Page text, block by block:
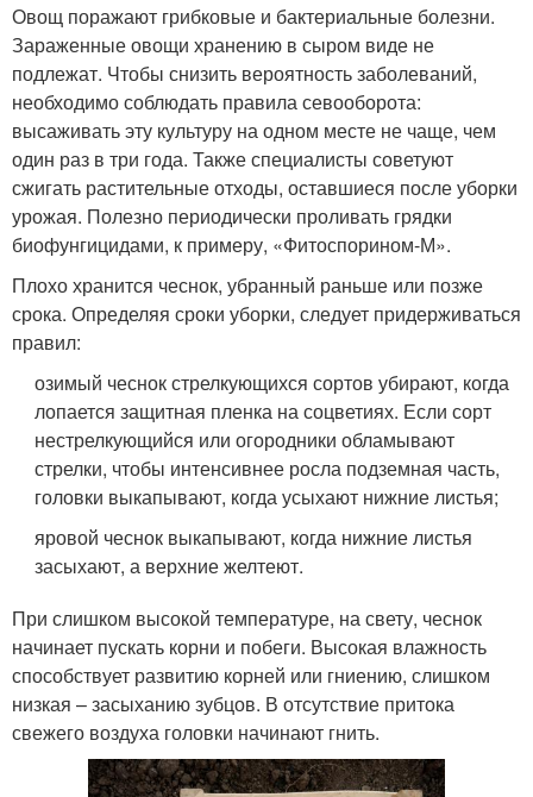
Овощ поражают грибковые и бактериальные болезни.
Зараженные овощи хранению в сыром виде не
подлежат. Чтобы снизить вероятность заболеваний,
необходимо соблюдать правила севооборота:
высаживать эту культуру на одном месте не чаще, чем
один раз в три года. Также специалисты советуют
сжигать растительные отходы, оставшиеся после уборки
урожая. Полезно периодически проливать грядки
биофунгицидами, к примеру, «Фитоспорином-М».
Плохо хранится чеснок, убранный раньше или позже
срока. Определяя сроки уборки, следует придерживаться
правил:
озимый чеснок стрелкующихся сортов убирают, когда
лопается защитная пленка на соцветиях. Если сорт
нестрелкующийся или огородники обламывают
стрелки, чтобы интенсивнее росла подземная часть,
головки выкапывают, когда усыхают нижние листья;
яровой чеснок выкапывают, когда нижние листья
засыхают, а верхние желтеют.
При слишком высокой температуре, на свету, чеснок
начинает пускать корни и побеги. Высокая влажность
способствует развитию корней или гниению, слишком
низкая – засыханию зубцов. В отсутствие притока
свежего воздуха головки начинают гнить.